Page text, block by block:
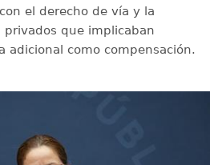
el derecho de vía y la
que implicaban
adicional como compensación.